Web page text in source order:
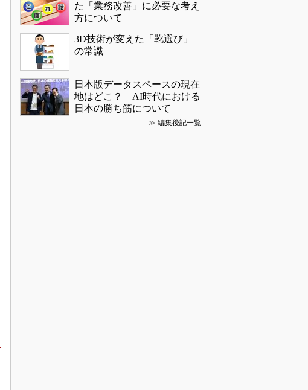
た「業務改善」に必要な考え
方について
3D技術が変えた「靴選び」
の常識
日本版データスペースの現在
地はどこ？ AI時代における
日本の勝ち筋について
≫ 編集後記一覧